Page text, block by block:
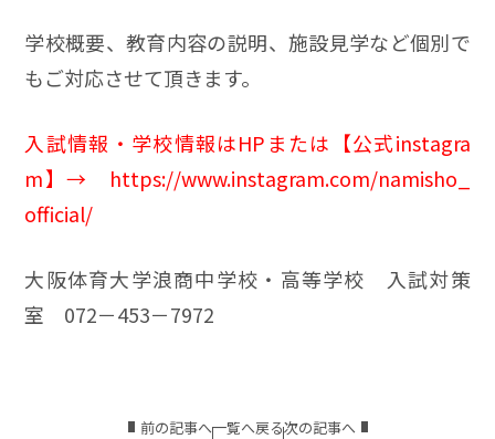
学校概要、教育内容の説明、施設見学など個別で
もご対応させて頂きます。
入試情報・学校情報はHPまたは【公式instagra
m】 → https://www.instagram.com/namisho_
official/
大阪体育大学浪商中学校・高等学校 入試対策
室 072－453－7972
前の記事へ一覧へ戻る次の記事へ